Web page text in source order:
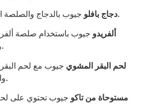
دجاج بافلوجيوب بالدجاج والصلصة الحارة والموزاريلا.
ألفريدو جيوب باستخدام صلصة
والجبن والقرنبيط.
لحم البقر المشوي جيوب مع لحم
والجبن السويسري.
مستوحاة من تاكو جيوب تحتوي على